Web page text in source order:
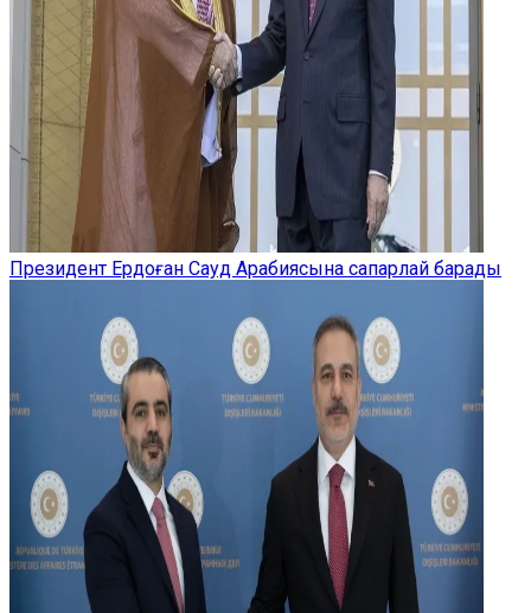
Президент Ердоған Сауд Арабиясына сапарлай барады